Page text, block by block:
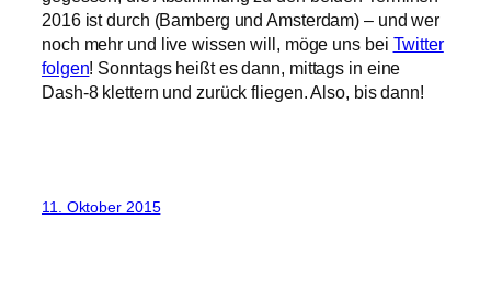
2016 ist durch (Bamberg und Amsterdam) – und wer
noch mehr und live wissen will, möge uns bei Twitter
folgen! Sonntags heißt es dann, mittags in eine
Dash-8 klettern und zurück fliegen. Also, bis dann!
11. Oktober 2015